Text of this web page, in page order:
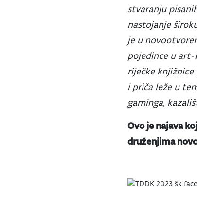
stvaranju
nastojanje
je u
pojedince u art-
riječke knjižnice
i priča leže u
gaminga,
Ovo je najava
druženjima